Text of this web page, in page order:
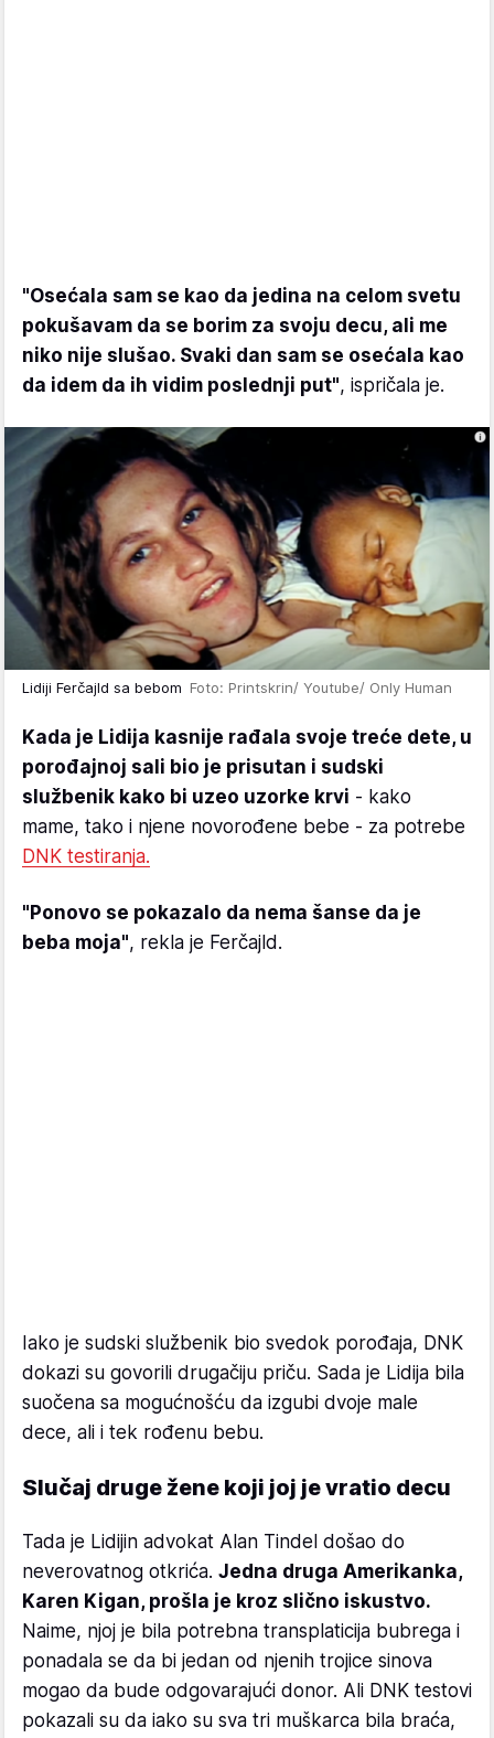
"Osećala sam se kao da jedina na celom svetu
pokušavam da se borim za svoju decu, ali me
niko nije slušao. Svaki dan sam se osećala kao
da idem da ih vidim poslednji put", ispričala je.
Lidiji Ferčajld sa bebom Foto: Printskrin/ Youtube/ Only Human
Kada je Lidija kasnije rađala svoje treće dete, u
porođajnoj sali bio je prisutan i sudski
službenik kako bi uzeo uzorke krvi - kako
mame, tako i njene novorođene bebe - za potrebe
DNK testiranja.
"Ponovo se pokazalo da nema šanse da je
beba moja", rekla je Ferčajld.
Iako je sudski službenik bio svedok porođaja, DNK
dokazi su govorili drugačiju priču. Sada je Lidija bila
suočena sa mogućnošću da izgubi dvoje male
dece, ali i tek rođenu bebu.
Slučaj druge žene koji joj je vratio decu
Tada je Lidijin advokat Alan Tindel došao do
neverovatnog otkrića. Jedna druga Amerikanka,
Karen Kigan, prošla je kroz slično iskustvo.
Naime, njoj je bila potrebna transplaticija bubrega i
ponadala se da bi jedan od njenih trojice sinova
mogao da bude odgovarajući donor. Ali DNK testovi
pokazali su da iako su sva tri muškarca bila braća,